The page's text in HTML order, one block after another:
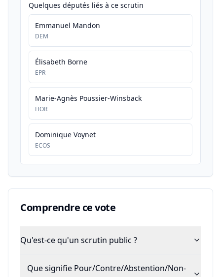
Quelques députés liés à ce scrutin
Emmanuel Mandon
DEM
Élisabeth Borne
EPR
Marie-Agnès Poussier-Winsback
HOR
Dominique Voynet
ECOS
Comprendre ce vote
Qu'est-ce qu'un scrutin public ?
Que signifie Pour/Contre/Abstention/Non-